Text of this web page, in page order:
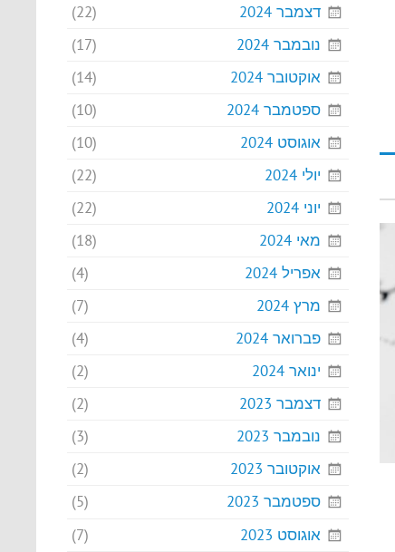
דצמבר 2024
(22)
נובמבר 2024
(17)
אוקטובר 2024
(14)
ספטמבר 2024
(10)
אוגוסט 2024
(10)
יולי 2024
(22)
יוני 2024
(22)
מאי 2024
(18)
אפריל 2024
(4)
מרץ 2024
(7)
פברואר 2024
(4)
ינואר 2024
(2)
דצמבר 2023
(2)
נובמבר 2023
(3)
אוקטובר 2023
(2)
ספטמבר 2023
(5)
אוגוסט 2023
(7)